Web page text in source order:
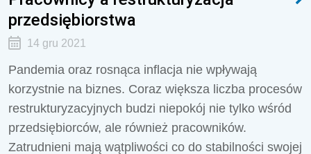
przedsiębiorstwa
14 gru 2021
Pandemia oraz rosnąca inflacja nie wpływają
korzystnie na biznes. Coraz większa liczba procesów
restrukturyzacyjnych budzi niepokój nie tylko wśród
przedsiębiorców, ale również pracowników.
Zatrudnieni mają wątpliwości co do stabilności swojej